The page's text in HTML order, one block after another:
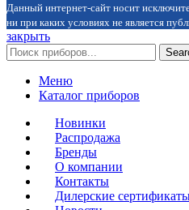
Данный интернет-сайт носит
ни при каких условиях не является
закрыть
Меню
Каталог приборов
Новинки
Распродажа
Бренды
О компании
Контакты
Дилерские